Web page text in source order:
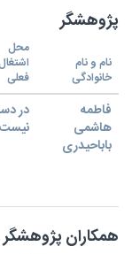
پژوهشگر
نام و نام
خانوادگی
محل
فعلی
فاطمه
هاشمی
باباحیدری
در
نیست
همکاران پژوهشگر